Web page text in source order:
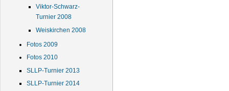
Viktor-Schwarz-
Turnier 2008
Weiskirchen 2008
Fotos 2009
Fotos 2010
SLLP-Turnier 2013
SLLP-Turnier 2014